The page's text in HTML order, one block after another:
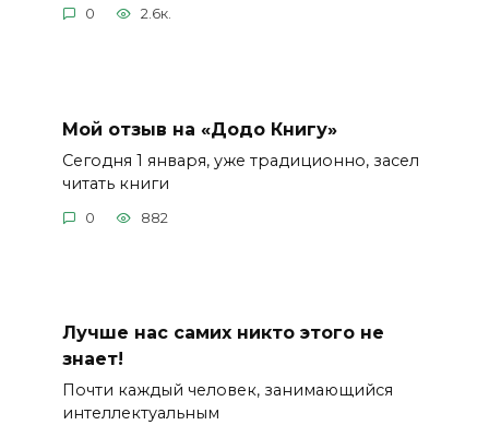
0 2.6к.
Мой отзыв на «Додо Книгу»
Сегодня 1 января, уже традиционно, засел
читать книги
0 882
Лучше нас самих никто этого не
знает!
Почти каждый человек, занимающийся
интеллектуальным